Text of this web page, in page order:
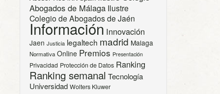
Abogados de Málaga Ilustre
Colegio de Abogados de Jaén
Información Innovación
Jaen Justicia legaltech madrid Malaga
Normativa Online Premios Presentación
Privacidad Protección de Datos Ranking
Ranking semanal Tecnología
Universidad Wolters Kluwer